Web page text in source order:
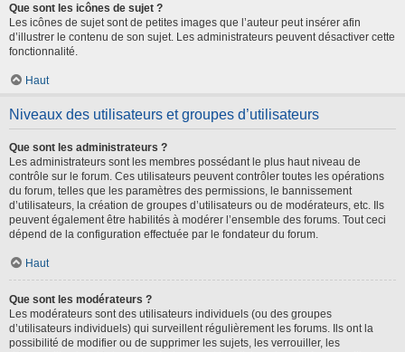
Que sont les icônes de sujet ?
Les icônes de sujet sont de petites images que l’auteur peut insérer afin
d’illustrer le contenu de son sujet. Les administrateurs peuvent désactiver cette
fonctionnalité.
Haut
Niveaux des utilisateurs et groupes d’utilisateurs
Que sont les administrateurs ?
Les administrateurs sont les membres possédant le plus haut niveau de
contrôle sur le forum. Ces utilisateurs peuvent contrôler toutes les opérations
du forum, telles que les paramètres des permissions, le bannissement
d’utilisateurs, la création de groupes d’utilisateurs ou de modérateurs, etc. Ils
peuvent également être habilités à modérer l’ensemble des forums. Tout ceci
dépend de la configuration effectuée par le fondateur du forum.
Haut
Que sont les modérateurs ?
Les modérateurs sont des utilisateurs individuels (ou des groupes
d’utilisateurs individuels) qui surveillent régulièrement les forums. Ils ont la
possibilité de modifier ou de supprimer les sujets, les verrouiller, les